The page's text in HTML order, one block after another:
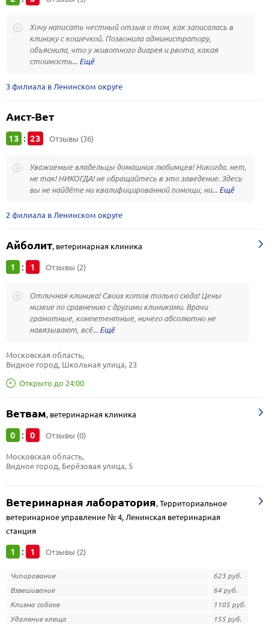
Хочу написать честный отзыв о том, как записалась в
клинику с кошечкой. Позвонила администратору,
объяснила, что у животного диарея и рвота, какая
стоимость...
3 филиала в Ленинском округе
Аист-Вет
13 : 23 Отзывы (36)
Уважаемые владельцы домашних любимцев! Никогда. нет,
не так! НИКОГДА! не обращайтесь в это заведение. Здесь
вы не найдёте ни квалифицированной помощи, ни...
2 филиала в Ленинском округе
Айболит, ветеринарная клиника
1 : 1 Отзывы (2)
Отличная клиника! Своих котов только сюда! Цены
низкие по сравнению с другими клиниками. Врачи
грамотные, компетентные, ничего абсолютно не
навязывают, всё...
Открыто до 24:00
Московская область,
Видное город, Школьная улица, 23
Ветвам, ветеринарная клиника
0 : 0 Отзывы (0)
Московская область,
Видное город, Берёзовая улица, 5
Ветеринарная лаборатория,Территориальное
ветеринарное управление № 4, Ленинская ветеринарная
станция
1 : 1 Отзывы (2)
Чипирование
623 руб.
Взвешивание
64 руб.
Клизма собаке
1105 руб.
Удаление клеща
155 руб.